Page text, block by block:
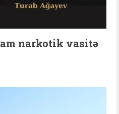
narkotik vasitə